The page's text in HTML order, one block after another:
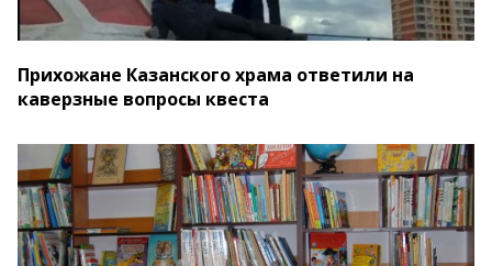
Прихожане Казанского храма ответили на
каверзные вопросы квеста